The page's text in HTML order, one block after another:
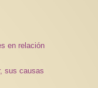
en relación
sus causas